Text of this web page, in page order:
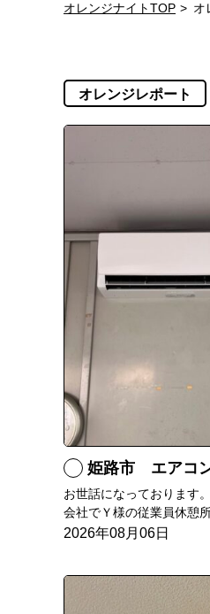
オレンジナイトTOP オ
オレンジレポート
姫路市 エアコ
お世話になっております
会社でＹ様の従業員休憩
2026年08月06日